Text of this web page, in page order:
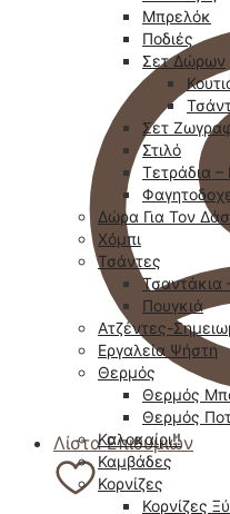
Λίστα Επιθυμιών
Μπρελόκ
Ποδιές
Σετ Δώρων
Σετ
Στιλό
Τετράδια –
Δώρα Για Τον
Χόμπι
Τσάντες
Τσαντάκια
Πουγκιά
Ατζέντες-
Εργαλεία Ψήστη
Θερμός
Θερμός
Θερμός
Καλοκαίρι!!
Καμβάδες
Κορνίζες
Κορνίζες